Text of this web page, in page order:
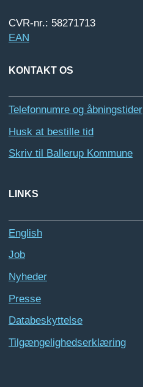
CVR-nr.: 58271713
EAN
KONTAKT OS
Telefonnumre og åbningstider
Husk at bestille tid
Skriv til Ballerup Kommune
LINKS
English
Job
Nyheder
Presse
Databeskyttelse
Tilgængelighedserklæring